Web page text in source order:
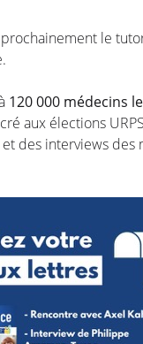
le
120 000 médecins
aux élections
des interviews des